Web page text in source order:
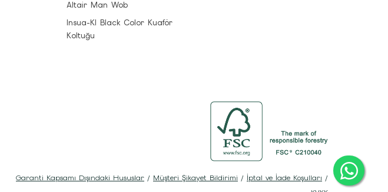
Altair Man Wob
Insua-Kl Black Color Kuaför
Koltuğu
Garanti Kapsamı Dışındaki Hususlar / Müşteri Şikayet Bildirimi / İptal ve İade Koşulları /